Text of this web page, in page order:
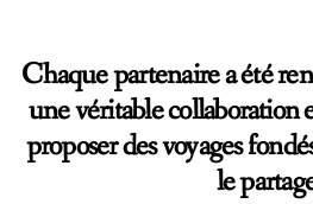
Chaque partenaire a été
une véritable collaboration
proposer des voyages
le